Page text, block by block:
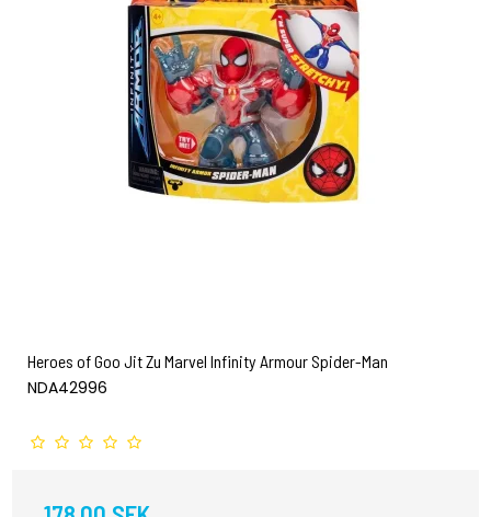
Heroes of Goo Jit Zu Marvel Infinity Armour Spider-Man
NDA42996